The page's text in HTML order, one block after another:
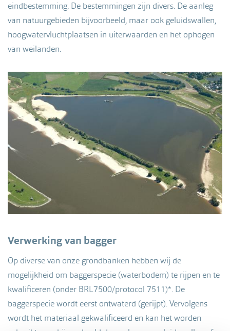
eindbestemming. De bestemmingen zijn divers. De aanleg
van natuurgebieden bijvoorbeeld, maar ook geluidswallen,
hoogwatervluchtplaatsen in uiterwaarden en het ophogen
van weilanden.
Verwerking van bagger
Op diverse van onze grondbanken hebben wij de
mogelijkheid om baggerspecie (waterbodem) te rijpen en te
kwalificeren (onder BRL7500/protocol 7511)*. De
baggerspecie wordt eerst ontwaterd (gerijpt). Vervolgens
wordt het materiaal gekwalificeerd en kan het worden